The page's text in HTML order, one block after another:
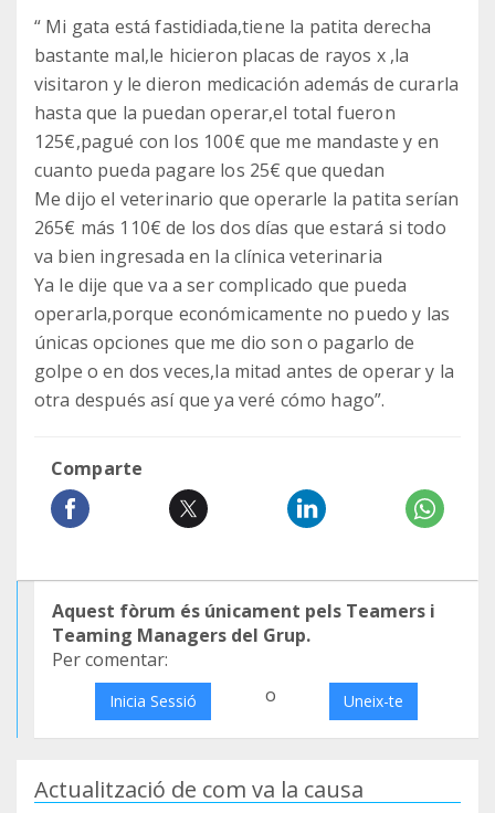
“ Mi gata está fastidiada,tiene la patita derecha
bastante mal,le hicieron placas de rayos x ,la
visitaron y le dieron medicación además de curarla
hasta que la puedan operar,el total fueron
125€,pagué con los 100€ que me mandaste y en
cuanto pueda pagare los 25€ que quedan
Me dijo el veterinario que operarle la patita serían
265€ más 110€ de los dos días que estará si todo
va bien ingresada en la clínica veterinaria
Ya le dije que va a ser complicado que pueda
operarla,porque económicamente no puedo y las
únicas opciones que me dio son o pagarlo de
golpe o en dos veces,la mitad antes de operar y la
otra después así que ya veré cómo hago”.
Comparte
Aquest fòrum és únicament pels Teamers i
Teaming Managers del Grup.
Per comentar:
Inicia Sessió o Uneix-te
Actualització de com va la causa